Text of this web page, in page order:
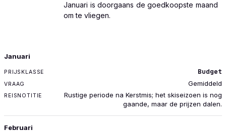
Januari is doorgaans de goedkoopste maand
om te vliegen.
MAAND
Januari
Budget
Gemiddeld
Rustige periode na Kerstmis; het skiseizoen is nog
gaande, maar de prijzen dalen.
Februari